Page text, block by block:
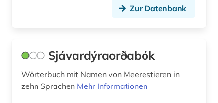
Zur Datenbank
Sjávardýraorðabók
Wörterbuch mit Namen von Meerestieren in
zehn Sprachen Mehr Informationen